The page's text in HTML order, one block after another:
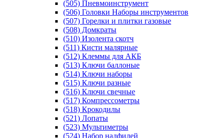
(505) Пневмоинструмент
(506) Головки Наборы инструментов
(507) Горелки и плитки газовые
(508) Домкраты
(510) Изолента скотч
(511) Кисти малярные
(512) Клеммы для АКБ
(513) Ключи баллоные
(514) Ключи наборы
(515) Ключи разные
(516) Ключи свечные
(517) Компрессометры
(518) Крокодилы
(521) Лопаты
(523) Мультиметры
(524) Набор надфилей